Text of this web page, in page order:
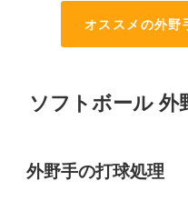
オススメの外野
ソフトボール 外
外野手の打球処理